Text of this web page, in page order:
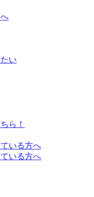
い
ら！
いる方へ
いる方へ